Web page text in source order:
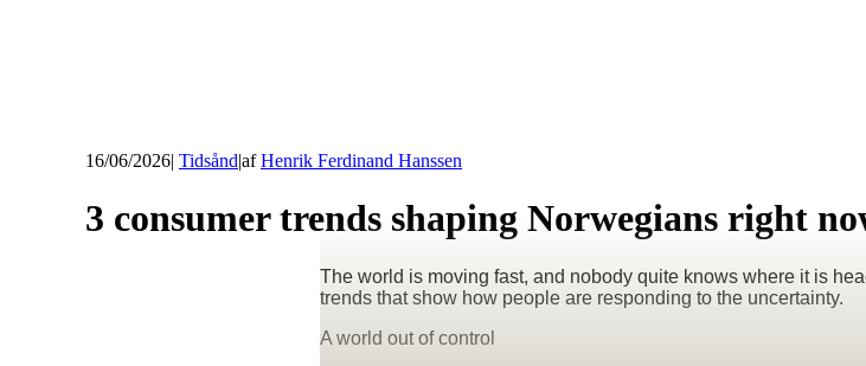
16/06/2026| Tidsånd|afHenrik Ferdinand Hanssen
3 consumer trends shaping Norwegians right
The world is moving fast, and nobody quite knows where it is
trends that show how people are responding to the uncertainty.
A world out of control